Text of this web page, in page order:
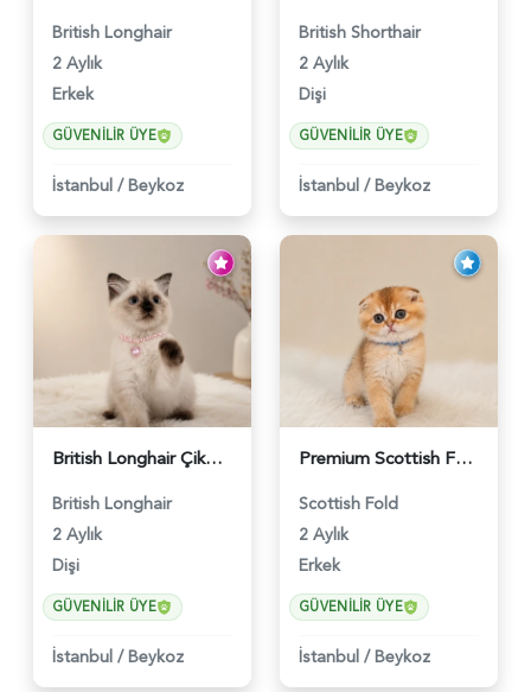
British Longhair
2 Aylık
Erkek
GÜVENILIR ÜYE
İstanbul / Beykoz
British Shorthair
2 Aylık
Dişi
GÜVENILIR ÜYE
İstanbul / Beykoz
British Longhair Çikolatalı Sütlü Dişi Yavrumuz - 6347
British Longhair
2 Aylık
Dişi
GÜVENILIR ÜYE
İstanbul / Beykoz
Premium Scottish Fold Golden Yavru - 6400
Scottish Fold
2 Aylık
Erkek
GÜVENILIR ÜYE
İstanbul / Beykoz